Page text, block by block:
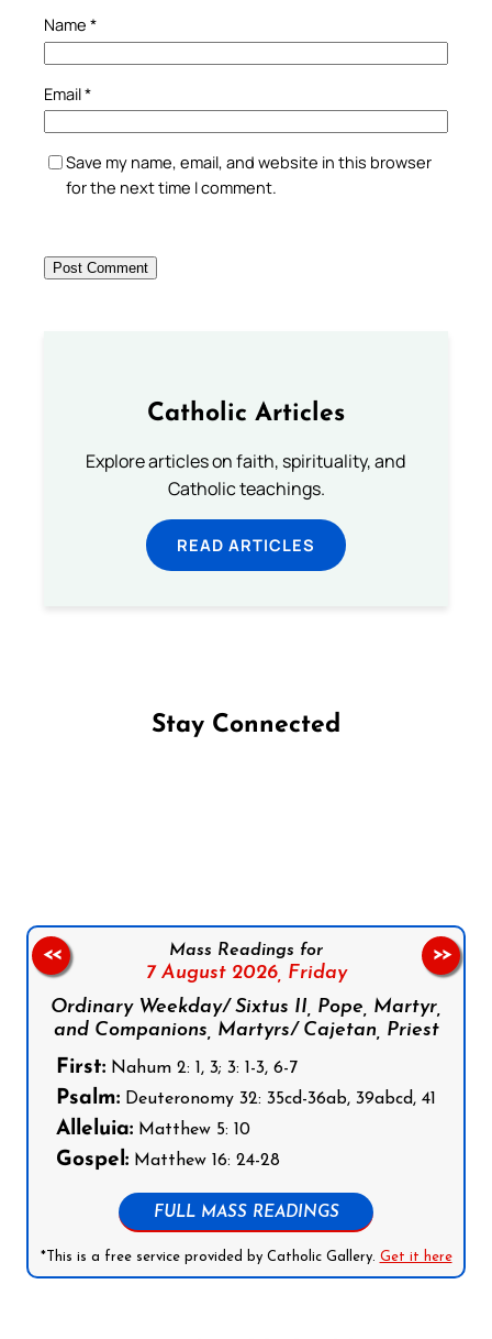
Name *
Email*
Save my name, email, and website in this browser
for the next time I comment.
Catholic Articles
Explore articles on faith, spirituality, and
Catholic teachings.
READ ARTICLES
Stay Connected
Mass Readings for
7 August 2026, Friday
Ordinary Weekday/ Sixtus II, Pope, Martyr,
and Companions, Martyrs/ Cajetan, Priest
First: Nahum 2: 1, 3; 3: 1-3, 6-7
Psalm: Deuteronomy 32: 35cd-36ab, 39abcd, 41
Alleluia: Matthew 5: 10
Gospel: Matthew 16: 24-28
FULL MASS READINGS
*This is a free service provided by Catholic Gallery. Get it here
<< >>